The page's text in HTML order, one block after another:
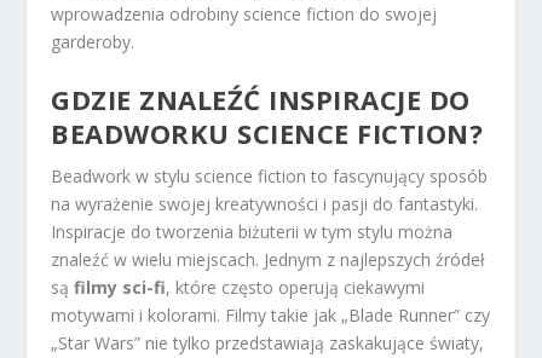
wprowadzenia odrobiny science fiction do swojej
garderoby.
GDZIE ZNALEŹĆ INSPIRACJE DO
BEADWORKU SCIENCE FICTION?
Beadwork w stylu science fiction to fascynujący sposób
na wyrażenie swojej kreatywności i pasji do fantastyki.
Inspiracje do tworzenia biżuterii w tym stylu można
znaleźć w wielu miejscach. Jednym z najlepszych źródeł
sąfilmy sci-fi, które często operują ciekawymi
motywami i kolorami. Filmy takie jak „Blade Runner” czy
„Star Wars” nie tylko przedstawiają zaskakujące światy,